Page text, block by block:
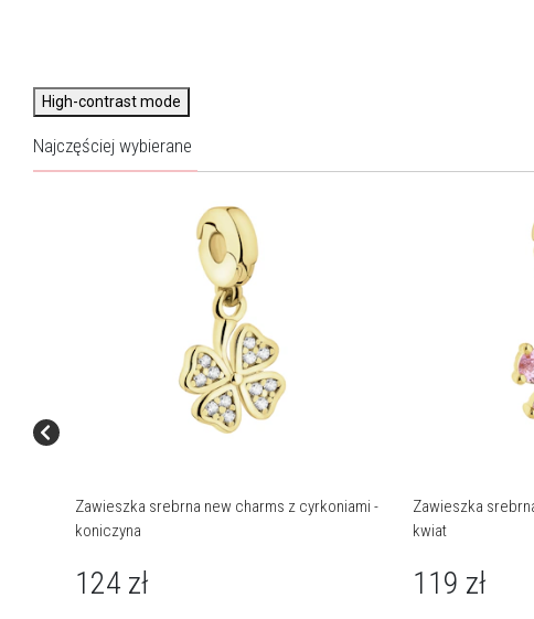
High-contrast mode
Najczęściej wybierane
Zawieszka srebrna new charms z cyrkoniami -
koniczyna
124 zł
Zawieszka
kwiat
119 zł